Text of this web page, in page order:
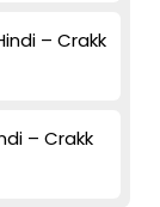
– Crakk
– Crakk